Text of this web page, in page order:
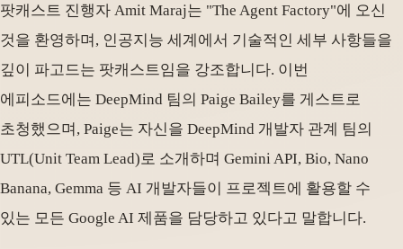
팟캐스트 진행자 Amit Maraj는 "The Agent Factory"에 오신
것을 환영하며, 인공지능 세계에서 기술적인 세부 사항들을
깊이 파고드는 팟캐스트임을 강조합니다. 이번
에피소드에는 DeepMind 팀의 Paige Bailey를 게스트로
초청했으며, Paige는 자신을 DeepMind 개발자 관계 팀의
UTL(Unit Team Lead)로 소개하며 Gemini API, Bio, Nano
Banana, Gemma 등 AI 개발자들이 프로젝트에 활용할 수
있는 모든 Google AI 제품을 담당하고 있다고 말합니다.